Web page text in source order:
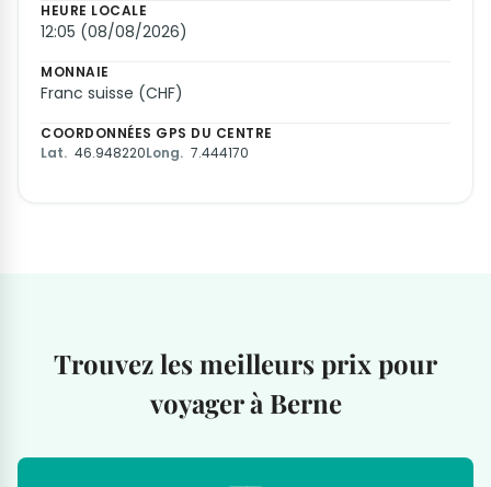
HEURE LOCALE
12:05 (08/08/2026)
MONNAIE
Franc suisse (CHF)
COORDONNÉES GPS DU CENTRE
Lat. 46.948220Long. 7.444170
Trouvez les meilleurs prix pour
voyager à Berne